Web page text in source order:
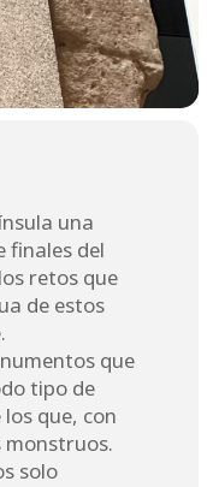
una
finales del
retos que
de estos
que
tipo de
que, con
monstruos.
solo